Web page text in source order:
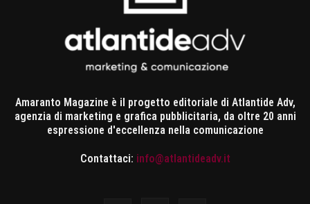
Amaranto Magazine è il progetto editoriale di Atlantide Adv,
agenzia di marketing e grafica pubblicitaria, da oltre 20 anni
espressione d'eccellenza nella comunicazione
Contattaci: info@atlantideadv.it